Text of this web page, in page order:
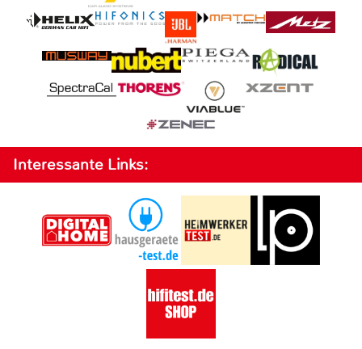
Interessante Links: